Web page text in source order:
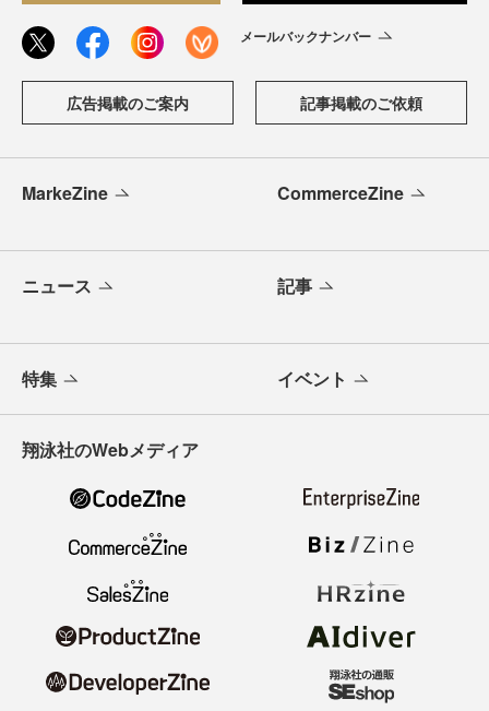
メールバックナンバー
広告掲載のご案内 記事掲載のご依頼
MarkeZine CommerceZine
ニュース 記事
特集 イベント
翔泳社のWebメディア